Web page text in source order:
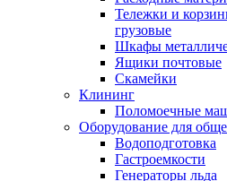
Тележки и
грузовые
Шкафы
Ящики почтовые
Скамейки
Клининг
Поломоечные
Оборудование для
Водоподготовка
Гастроемкости
Генераторы льда